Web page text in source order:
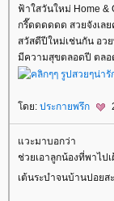
ฟ้าใสวันใหม่ Home &
กรี๊ดดดดดด สวยจังเล
สวัสดีปีใหม่เช่นกัน อว
มีความสุขตลอดปี ตลอ
ดย: ประกายพรึก
วะมาบอกว่า
ช่วยเอาลูกน้องที่พาไป
เต้นระบำจนบ้านปอยส